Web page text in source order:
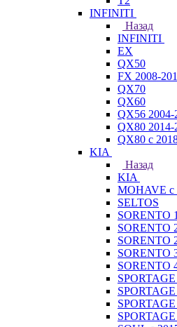
INFINITI
Назад
INFINITI
EX
QX50
FX 2008-
QX70
QX60
QX56 2004-
QX80 2014-
QX80 c
KIA
Назад
KIA
MOHAVE с
SELTOS
SORENTO
SORENTO
SORENTO
SORENTO
SORENTO
SPORTAGE
SPORTAGE